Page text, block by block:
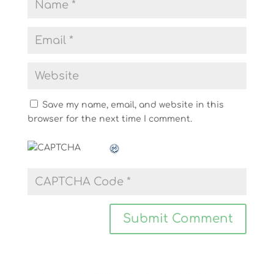
Save my name, email, and website in this
browser for the next time I comment.